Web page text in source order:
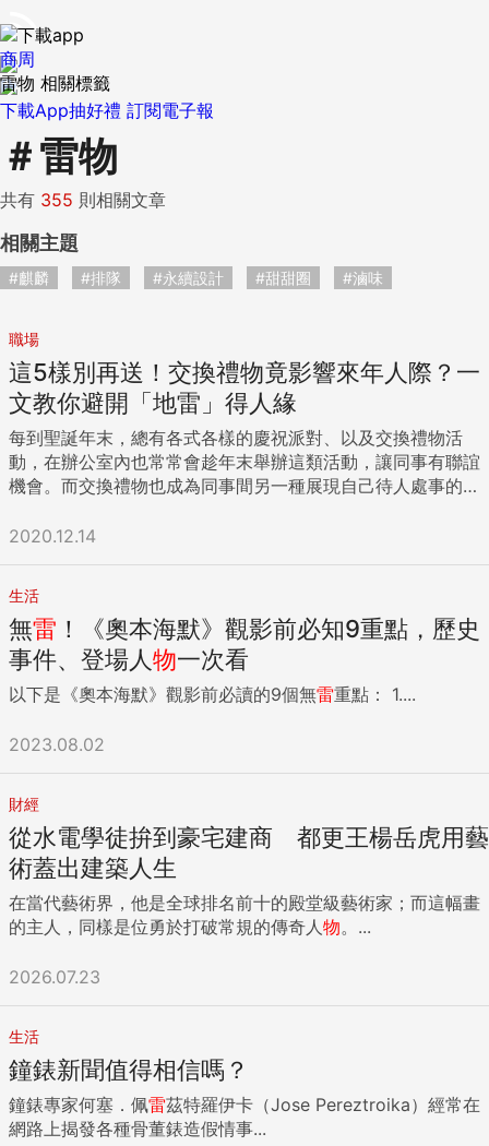
下載App抽好禮 訂閱電子報
商周
雷物 相關標籤
＃雷物
共有 355 則相關文章
相關主題
#麒麟 #排隊 #永續設計 #甜甜圈 #滷味
職場
這5樣別再送！交換禮物竟影響來年人際？一
文教你避開「地雷」得人緣
每到聖誕年末，總有各式各樣的慶祝派對、以及交換禮物活
動，在辦公室內也常常會趁年末舉辦這類活動，讓同事有聯誼
機會。而交換禮物也成為同事間另一種展現自己待人處事的方
現實是禮物選得有心思而且受歡迎，可以讓自己於同事間留有
驗，為免出現尷尬場面，除了設定交換禮物的預算範圍，都會
加設某些規定，例如禮物要男女都適用、不要飲食品類，以免
禮物迅速被其他同事瓜分等。而且不管什麼交換方式，哪件禮
物由誰提供一定會被公開等等，所以就算所選禮物不是「驚為
天人」，也不要讓人覺得掃興，為自己埋下人際地雷。不受歡
是已經是所有人都會列為負評級別： （一）保溫杯／馬克杯
大家在辦公室交換禮物都想買的禮物既男女合用，又有實用
性，如此一來，保溫杯或馬克杯就成為大熱首選；杯子這個選
項本身沒什麼問題，但問題在於太多人覺得它很好，以至很多
時候，每一次交換禮物都好像大家在交換杯子，我就試過在一
場20人的交換禮物，就有11個杯子，最後大家期望值變得很
低，希望自己抽到的不是杯子就好。杯子是耐用的東西，尤其
是馬克杯，一個人平常用到的最多2、3個而已，所以經年累月
下來，我家就有有超過15個交換禮物得來的杯子，有些還是送
出者不遠千里由國外帶回的限量版；而且我也已經非常物盡其
用，舊的杯子拿來當筆筒、水勺、裝筷子、化妝刷等等，家裡
一切棒狀的東西都已經有它專屬的杯子，還剩下一些全新未用
的，待轉送慈善團體。 （二） 桌曆 記事本桌曆與記事本本來
是很有用的東西，而且當中有些是非常讓人愛不釋手的，我就
曾交換到一個桌曆，當中每一頁都有一句不同作者的鼓勵，讀
了之後那一天心情會很好，我還一直留著那個桌曆。桌曆與記
事本之所以在交換禮物名單中變得不受歡迎的原因，一則現在
2020.12.14
生活
無雷 ！《奧本海默》觀影前必知9重點，歷史
事件、登場人物一次看
以下是《奧本海默》觀影前必讀的9個無雷 重點： 1....
2023.08.02
財經
從水電學徒拚到豪宅建商 都更王楊岳虎用藝
術蓋出建築人生
在當代藝術界，他是全球排名前十的殿堂級藝術家；而這幅畫
的主人，同樣是位勇於打破常規的傳奇人 物。...
2026.07.23
生活
鐘錶新聞值得相信嗎？
鐘錶專家何塞．佩雷茲特羅伊卡（Jose Pereztroika）經常在
網路上揭發各種骨董錶造假情事...